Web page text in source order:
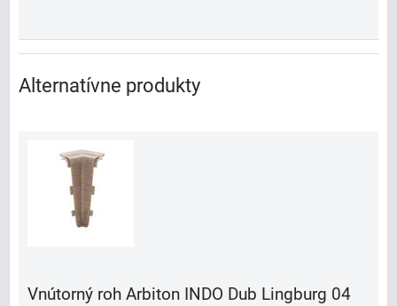
Alternatívne produkty
Vnútorný roh Arbiton INDO Dub Lingburg 04